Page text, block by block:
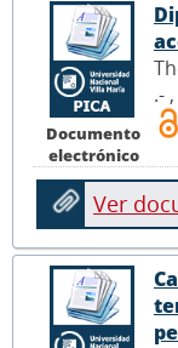
Documento
electrónico
.- ,
Ver